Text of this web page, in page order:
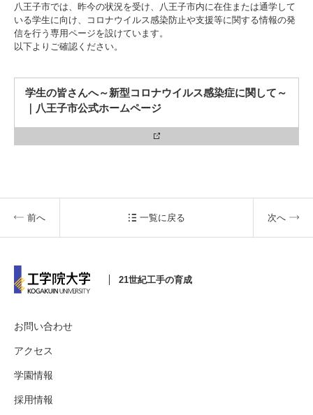
研究・産学連携
就職・キャリア
入試情報
受験生の方 在学生・保証人の方 卒業生の方
八王子市では、昨今の状況を受け、八王子市内に在住または通学して
いる学生に向け、コロナウイルス感染防止や支援等に関する情報の発
信を行う専用ページを設けています。
以下よりご確認ください。
学生の皆さんへ～新型コロナウイルス感染症に関して～
｜八王子市公式ホームページ
前へ 一覧に戻る 次へ
21世紀工手の育成
お問い合わせ
アクセス
学園情報
採用情報